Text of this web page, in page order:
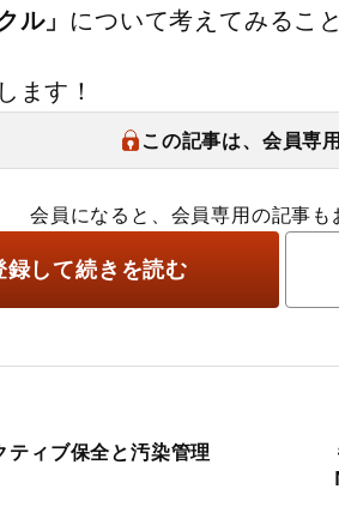
ル」 について考えてみるこ
ます！
この記事は、会員専
会員になると、会員専用の記事も
録して続きを読む
ィブ保全と汚染管理